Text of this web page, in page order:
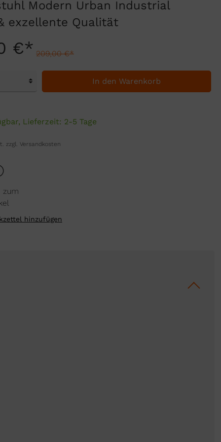
Modern Urban Industrial
exzellente Qualität
€* 209,00 €*
In den Warenkorb
Lieferzeit: 2-5 Tage
zzgl. Versandkosten
zum
hinzufügen